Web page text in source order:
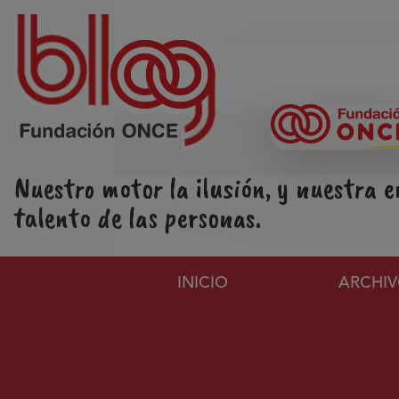
Pasar al contenido principal
Nuestro motor la ilusión, y nuestra
talento de las personas.
Navegación
INICIO